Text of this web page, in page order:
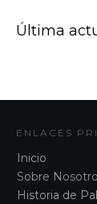
Última
ENLACES
Inicio
Sobre
Historia de